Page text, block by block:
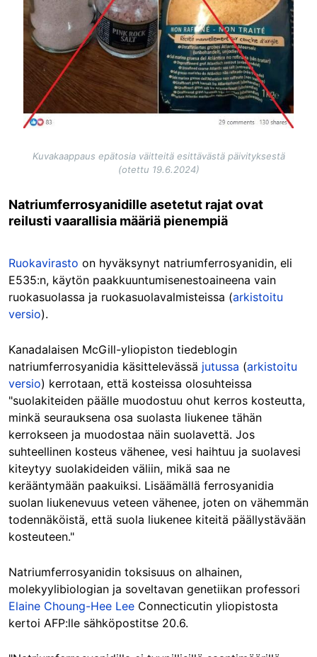
Kuvakaappaus epätosia väitteitä esittävästä päivityksestä
(otettu 19.6.2024)
Natriumferrosyanidille asetetut rajat ovat
reilusti vaarallisia määriä pienempiä
Ruokavirasto on hyväksynyt natriumferrosyanidin, eli
E535:n, käytön paakkuuntumisenestoaineena vain
ruokasuolassa ja ruokasuolavalmisteissa (arkistoitu
versio).
Kanadalaisen McGill-yliopiston tiedeblogin
natriumferrosyanidia käsittelevässä jutussa (arkistoitu
versio) kerrotaan, että kosteissa olosuhteissa
"suolakiteiden päälle muodostuu ohut kerros kosteutta,
minkä seurauksena osa suolasta liukenee tähän
kerrokseen ja muodostaa näin suolavettä. Jos
suhteellinen kosteus vähenee, vesi haihtuu ja suolavesi
kiteytyy suolakideiden väliin, mikä saa ne
kerääntymään paakuiksi. Lisäämällä ferrosyanidia
suolan liukenevuus veteen vähenee, joten on vähemmän
todennäköistä, että suola liukenee kiteitä päällystävään
kosteuteen."
Natriumferrosyanidin toksisuus on alhainen,
molekyylibiologian ja soveltavan genetiikan professori
Elaine Choung-Hee Lee Connecticutin yliopistosta
kertoi AFP:lle sähköpostitse 20.6.